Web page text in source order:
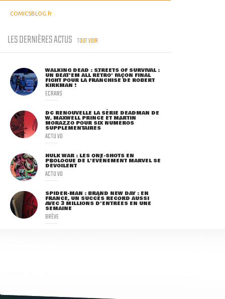
COMICSBLOG.fr
LES DERNIÈRES ACTUS TOUT VOIR
WALKING DEAD : STREETS OF SURVIVAL :
UN BEAT'EM ALL RÉTRO' FAÇON FINAL
FIGHT POUR LA FRANCHISE DE ROBERT
KIRKMAN !
ECRANS
DC RENOUVELLE LA SÉRIE DEADMAN DE
W. MAXWELL PRINCE ET MARTIN
MORAZZO POUR SIX NUMÉROS
SUPPLÉMENTAIRES
ACTU VO
HULK WAR : LES ONE-SHOTS EN
PROLOGUE DE L'ÉVÈNEMENT MARVEL SE
DÉVOILENT
ACTU VO
SPIDER-MAN : BRAND NEW DAY : EN
FRANCE, UN SUCCÈS RECORD AUSSI
AVEC 3 MILLIONS D'ENTRÉES EN UNE
SEMAINE
BRÈVE